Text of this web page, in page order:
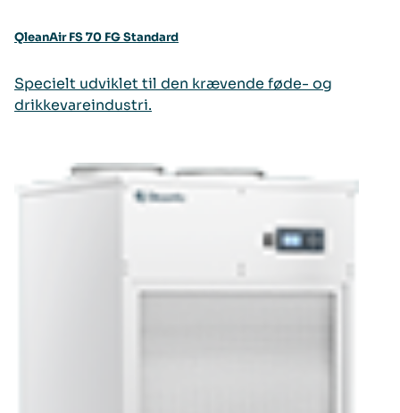
QleanAir FS 70 FG Standard
Specielt udviklet til den krævende føde- og
drikkevareindustri.